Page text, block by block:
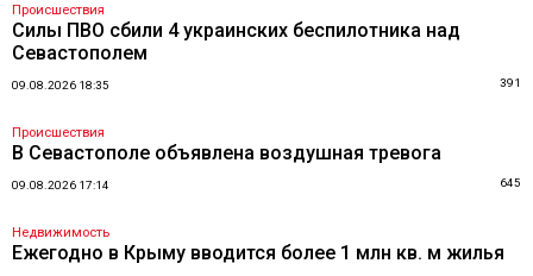
Происшествия
Силы ПВО сбили 4 украинских беспилотника над
Севастополем
09.08.2026 18:35 391
Происшествия
В Севастополе объявлена воздушная тревога
09.08.2026 17:14 645
Недвижимость
Ежегодно в Крыму вводится более 1 млн кв. м жилья